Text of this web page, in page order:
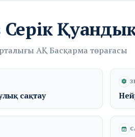
АҚ Басқарма төрағасы
сақтау